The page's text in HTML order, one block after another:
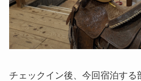
チェックイン後、今回宿泊する